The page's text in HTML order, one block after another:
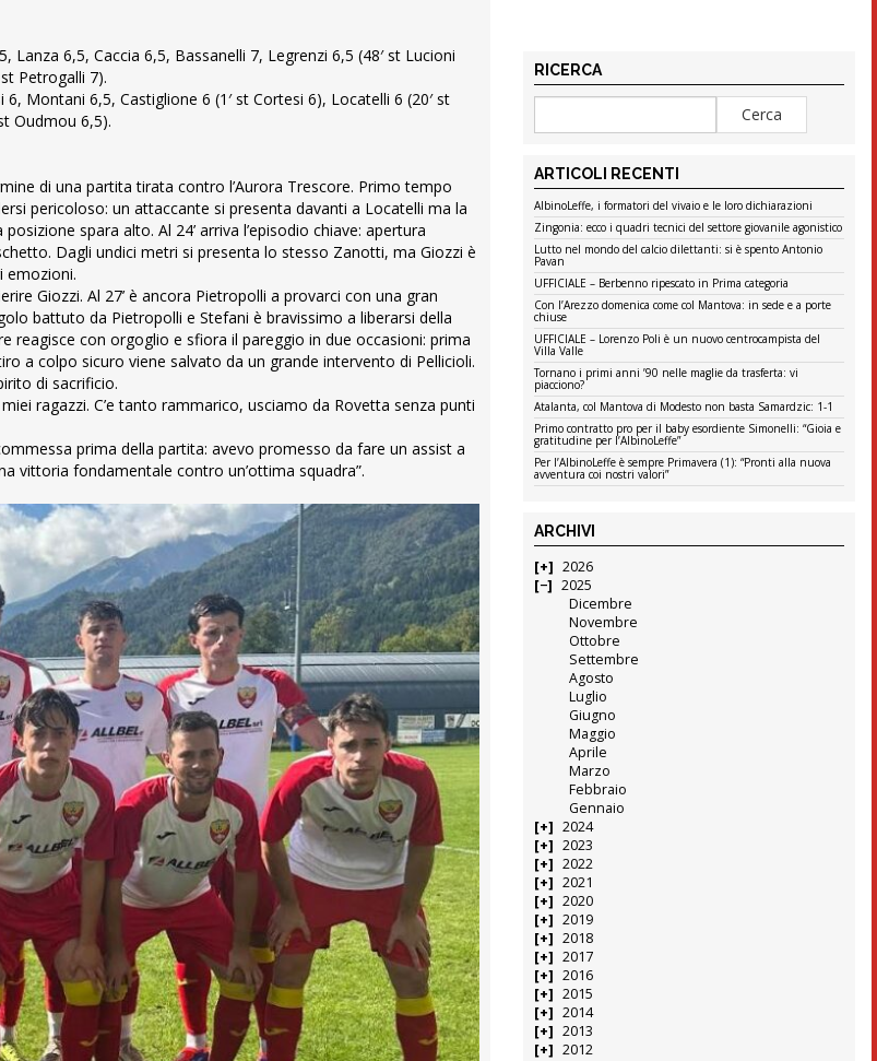
6,5, Caccia 6,5, Bassanelli 7, Legrenzi 6,5 (48′ st Lucioni
Petrogalli 7).
Montani 6,5, Castiglione 6 (1′ st Cortesi 6), Locatelli 6 (20′ st
Oudmou 6,5).
di una partita tirata contro l’Aurora Trescore. Primo tempo
pericoloso: un attaccante si presenta davanti a Locatelli ma la
spara alto. Al 24’ arriva l’episodio chiave: apertura
Dagli undici metri si presenta lo stesso Zanotti, ma Giozzi è
emozioni.
Giozzi. Al 27’ è ancora Pietropolli a provarci con una gran
battuto da Pietropolli e Stefani è bravissimo a liberarsi della
reagisce con orgoglio e sfiora il pareggio in due occasioni: prima
a colpo sicuro viene salvato da un grande intervento di Pellicioli.
di sacrificio.
ragazzi. C’e tanto rammarico, usciamo da Rovetta senza punti
prima della partita: avevo promesso da fare un assist a
vittoria fondamentale contro un’ottima squadra”.
RICERCA
ARTICOLI RECENTI
AlbinoLeffe, i formatori del vivaio e le loro dichiarazioni
Zingonia: ecco i quadri tecnici del settore giovanile agonistico
Lutto nel mondo del calcio dilettanti: si è spento Antonio
Pavan
UFFICIALE – Berbenno ripescato in Prima categoria
Con l’Arezzo domenica come col Mantova: in sede e a porte
chiuse
UFFICIALE – Lorenzo Poli è un nuovo centrocampista del
Villa Valle
Tornano i primi anni ’90 nelle maglie da trasferta: vi
piacciono?
Atalanta, col Mantova di Modesto non basta Samardzic: 1-1
Primo contratto pro per il baby esordiente Simonelli: “Gioia e
gratitudine per l’AlbinoLeffe”
Per l’AlbinoLeffe è sempre Primavera (1): “Pronti alla nuova
avventura coi nostri valori”
ARCHIVI
2026
2025
Dicembre
Novembre
Ottobre
Settembre
Agosto
Luglio
Giugno
Maggio
Aprile
Marzo
Febbraio
Gennaio
2024
2023
2022
2021
2020
2019
2018
2017
2016
2015
2014
2013
2012